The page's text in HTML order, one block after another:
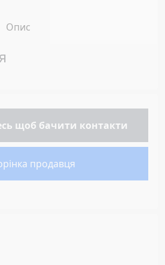
Опис
щоб бачити контакти
продавця